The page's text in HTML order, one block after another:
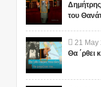
του
21 May
Θα ΄ρθει